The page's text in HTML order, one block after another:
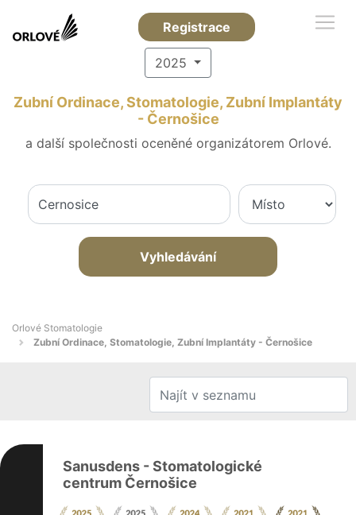
Registrace
2025
Zubní Ordinace, Stomatologie, Zubní Implantáty
- Černošice
a další společnosti oceněné organizátorem Orlové.
Vyhledávání
Orlové Stomatologie
Zubní Ordinace, Stomatologie, Zubní Implantáty - Černošice
Sanusdens - Stomatologické
centrum Černošice